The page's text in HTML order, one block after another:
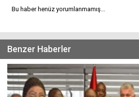
Bu haber henüz yorumlanmamış...
Benzer Haberler